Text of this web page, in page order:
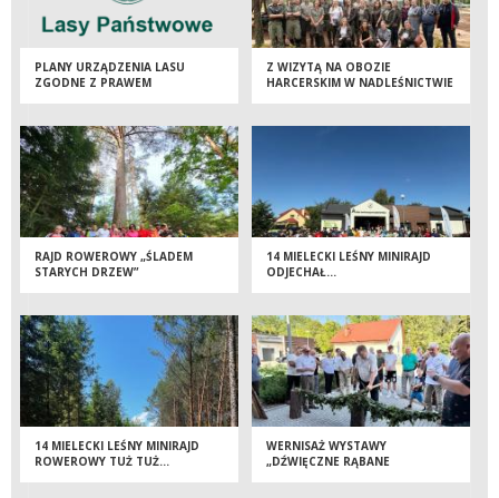
PLANY URZĄDZENIA LASU
ZGODNE Z PRAWEM
Z WIZYTĄ NA OBOZIE
HARCERSKIM W NADLEŚNICTWIE
RAJD ROWEROWY „ŚLADEM
STARYCH DRZEW”
14 MIELECKI LEŚNY MINIRAJD
ODJECHAŁ…
14 MIELECKI LEŚNY MINIRAJD
ROWEROWY TUŻ TUŻ...
WERNISAŻ WYSTAWY
„DŹWIĘCZNE RĄBANE